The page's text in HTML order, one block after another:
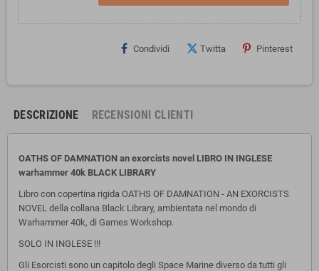
Condividi Twitta Pinterest
DESCRIZIONE RECENSIONI CLIENTI
OATHS OF DAMNATION an exorcists novel LIBRO IN INGLESE
warhammer 40k BLACK LIBRARY
Libro con copertina rigida OATHS OF DAMNATION - AN EXORCISTS
NOVEL della collana Black Library, ambientata nel mondo di
Warhammer 40k, di Games Workshop.
SOLO IN INGLESE !!!
Gli Esorcisti sono un capitolo degli Space Marine diverso da tutti gli